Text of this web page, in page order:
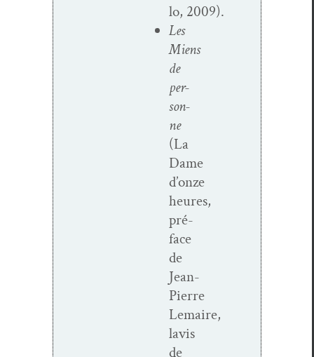
lo, 2009).
Les
Miens
de
per­
son­
ne
(La
Dame
d’onze
heures,
pré­
face
de
Jean-
Pierre
Lemaire,
lavis
de